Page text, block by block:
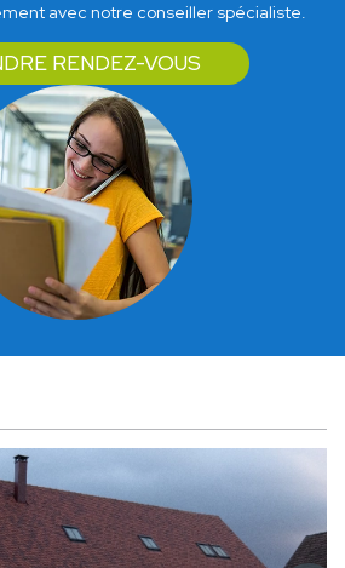
avec notre conseiller spécialiste.
RENDEZ-VOUS